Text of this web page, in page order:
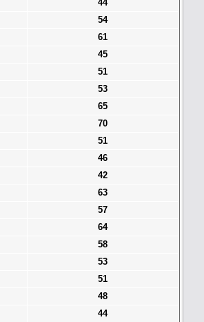
44
54
61
45
51
53
65
70
51
46
42
63
57
64
58
53
51
48
44